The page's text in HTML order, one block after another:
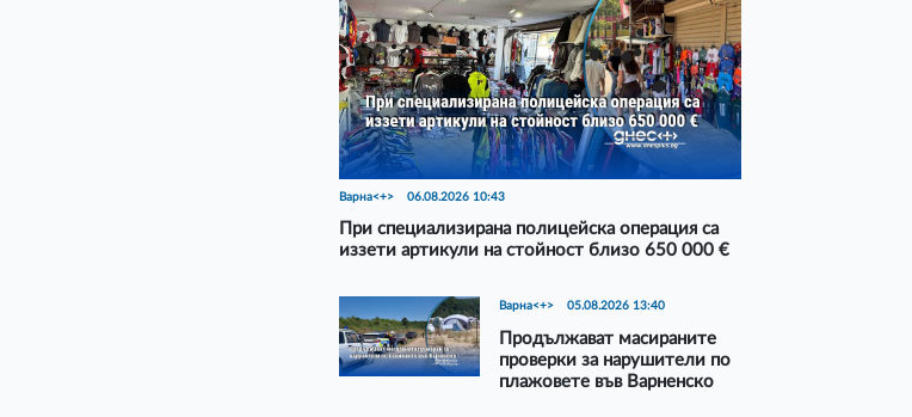
Варна<+> 06.08.2026 10:43
При специализирана полицейска операция са
иззети артикули на стойност близо 650 000 €
Варна<+> 05.08.2026 13:40
Продължават масираните
проверки за нарушители по
плажовете във Варненско